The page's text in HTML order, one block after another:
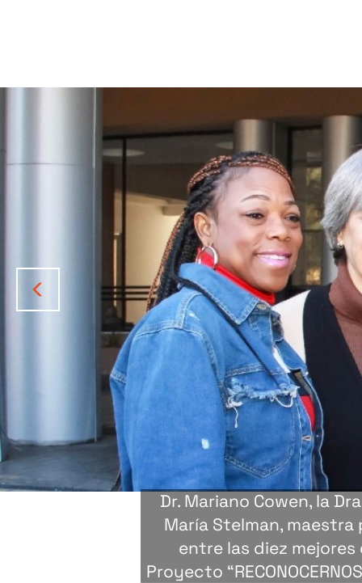
Dr. Mariano Cowen, la
María Stelman,
entre las diez
Proyecto
Previous